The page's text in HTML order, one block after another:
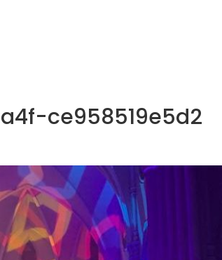
ce958519e5d2